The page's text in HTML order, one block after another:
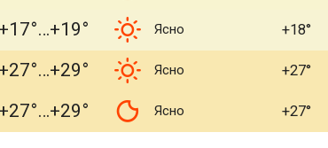
+17° +19° Ясно +18°
+27° +29° Ясно +27°
+27° +29° Ясно +27°